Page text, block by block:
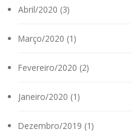
Abril/2020 (3)
Março/2020 (1)
Fevereiro/2020 (2)
Janeiro/2020 (1)
Dezembro/2019 (1)